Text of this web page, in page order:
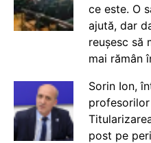
ce este. O
ajută, dar
reușesc să
mai rămân
Sorin Ion,
post pe